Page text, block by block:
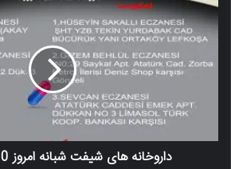
داروخانه های شیفت شبانه امروز 2020/06/30